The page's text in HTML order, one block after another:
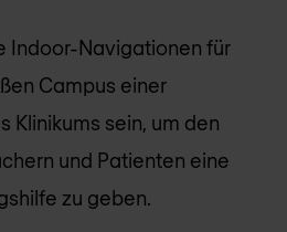
Indoor-Navigationen für
Campus einer
Klinikums sein, um den
und Patienten eine
zu geben.